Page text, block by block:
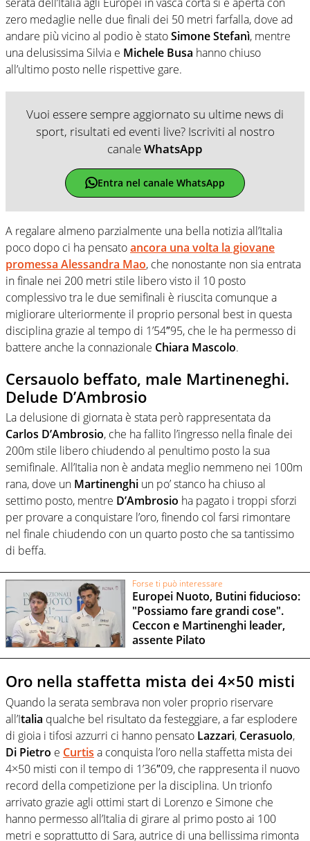
zero medaglie nelle due finali dei 50 metri farfalla, dove ad
andare più vicino al podio è statoSimoneStefanì, mentre
una delusissima Silvia e Michele Busa hanno chiuso
all’ultimo posto nelle rispettive gare.
Vuoi essere sempre aggiornato su ultime news di
sport, risultati ed eventi live? Iscriviti al nostro
canaleWhatsApp
Entra nel canale WhatsApp
A regalare almeno parzialmente una bella notizia all’Italia
poco dopo ci ha pensatoancora una volta la giovane
promessa Alessandra Mao, che nonostante non sia entrata
in finale nei 200 metri stile libero visto il 10 posto
complessivo tra le due semifinali è riuscita comunque a
migliorare ulteriormente il proprio personal best in questa
disciplina grazie al tempo di 1’54″95, che le ha permesso di
battere anche la connazionale Chiara Mascolo.
Cersauolo beffato, male Martineneghi.
Delude D’Ambrosio
La delusione di giornata è stata però rappresentata da
Carlos D’Ambrosio, che ha fallito l’ingresso nella finale dei
200m stile libero chiudendo al penultimo posto la sua
semifinale. All’Italia non è andata meglio nemmeno nei 100m
rana, dove un Martinenghi un po’ stanco ha chiuso al
settimo posto, mentre D’Ambrosio ha pagato i troppi sforzi
per provare a conquistare l’oro, finendo col farsi rimontare
nel finale chiudendo con un quarto posto che sa tantissimo
di beffa.
Forse ti può interessare
Europei Nuoto, Butini fiducioso:
"Possiamo fare grandi cose".
Ceccon e Martinenghi leader,
assente Pilato
Oro nella staffetta mista dei 4×50 misti
Quando la serata sembrava non voler proprio riservare
all’Italia qualche bel risultato da festeggiare, a far esplodere
di gioia i tifosi azzurri ci hanno pensato Lazzari, Cerasuolo,
Di Pietro e Curtis a conquista l’oro nella staffetta mista dei
4×50 misti con il tempo di 1’36″09, che rappresenta il nuovo
record della competizione per la disciplina. Un trionfo
arrivato grazie agli ottimi start di Lorenzo e Simone che
hanno permesso all’Italia di girare al primo posto ai 100
metri e soprattutto di Sara, autrice di una bellissima rimonta